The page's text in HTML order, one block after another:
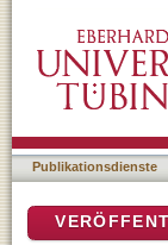
Publikationsdienste